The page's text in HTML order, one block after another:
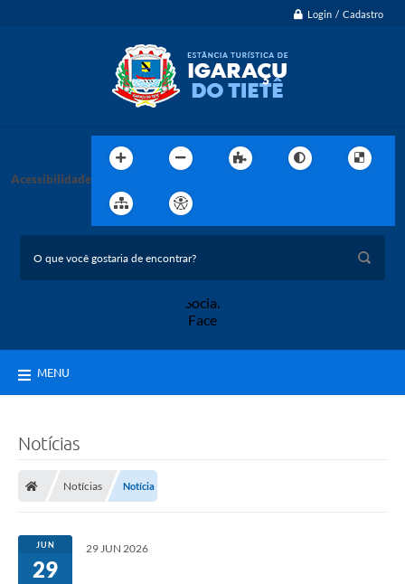
Login / Cadastro
Acessibilidade
MENU
Notícias
Notícias Notícia
JUN
29
29 JUN 2026